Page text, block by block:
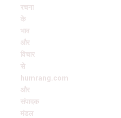
रचना
के
भाव
और
विचार
से
humrang.com
और
संपादक
मंडल